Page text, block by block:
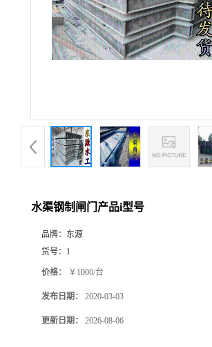
水渠钢制闸门产品i型号
品牌： 东源
货号： 1
价格： ￥1000/台
发布日期： 2020-03-03
更新日期： 2026-08-06